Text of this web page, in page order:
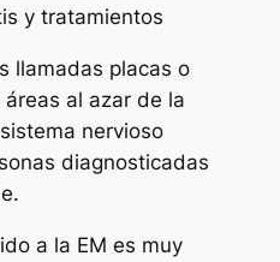
y tratamientos
llamadas placas o
al azar de la
nervioso
diagnosticadas
a la EM es muy